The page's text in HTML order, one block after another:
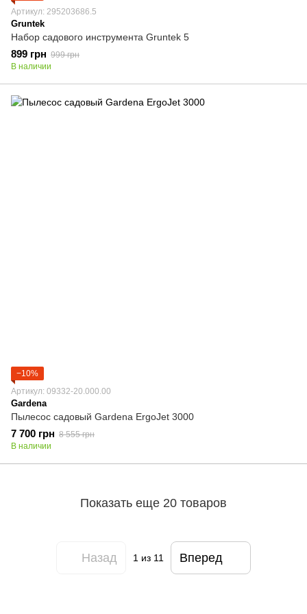
Артикул: 295203686.5
Gruntek
Набор садового инструмента Gruntek 5
899 грн 999 грн
В наличии
−10%
Артикул: 09332-20.000.00
Gardena
Пылесос садовый Gardena ErgoJet 3000
7 700 грн 8 555 грн
В наличии
Показать еще 20 товаров
Назад 1 из 11 Вперед